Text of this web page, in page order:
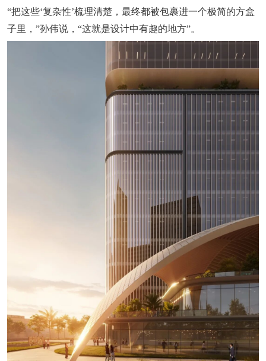
“把这些‘复杂性’梳理清楚，最终都被包裹进一个极简的方盒
子里，”孙伟说，“这就是设计中有趣的地方”。